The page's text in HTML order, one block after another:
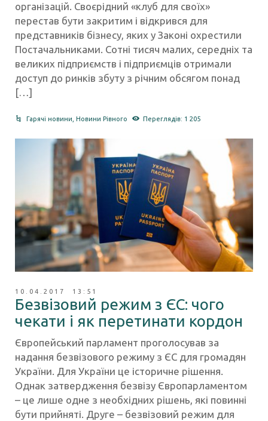
організацій. Своєрідний «клуб для своїх»
перестав бути закритим і відкрився для
представників бізнесу, яких у Законі охрестили
Постачальниками. Сотні тисяч малих, середніх та
великих підприємств і підприємців отримали
доступ до ринків збуту з річним обсягом понад
[…]
Гарячі новини, Новини Рівного Переглядів: 1 205
10.04.2017 13:51
Безвізовий режим з ЄС: чого
чекати і як перетинати кордон
Європейський парламент проголосував за
надання безвізового режиму з ЄС для громадян
України. Для України це історичне рішення.
Однак затвердження безвізу Європарламентом
– це лише одне з необхідних рішень, які повинні
бути прийняті. Друге – безвізовий режим для